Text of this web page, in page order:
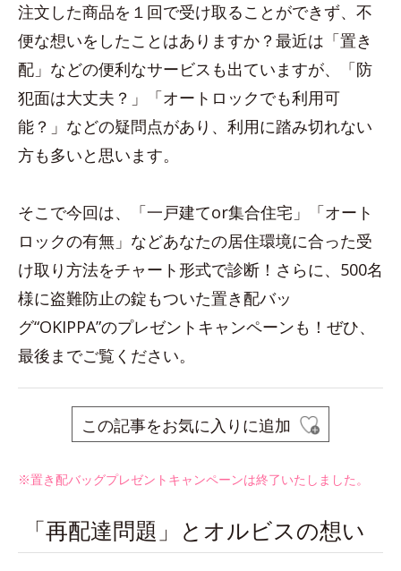
注文した商品を１回で受け取ることができず、不
便な想いをしたことはありますか？最近は「置き
配」などの便利なサービスも出ていますが、「防
犯面は大丈夫？」「オートロックでも利用可
能？」などの疑問点があり、利用に踏み切れない
方も多いと思います。
そこで今回は、「一戸建てor集合住宅」「オート
ロックの有無」などあなたの居住環境に合った受
け取り方法をチャート形式で診断！さらに、500名
様に盗難防止の錠もついた置き配バッ
グ“OKIPPA”のプレゼントキャンペーンも！ぜひ、
最後までご覧ください。
この記事をお気に入りに追加
※置き配バッグプレゼントキャンペーンは終了いたしました。
「再配達問題」とオルビスの想い